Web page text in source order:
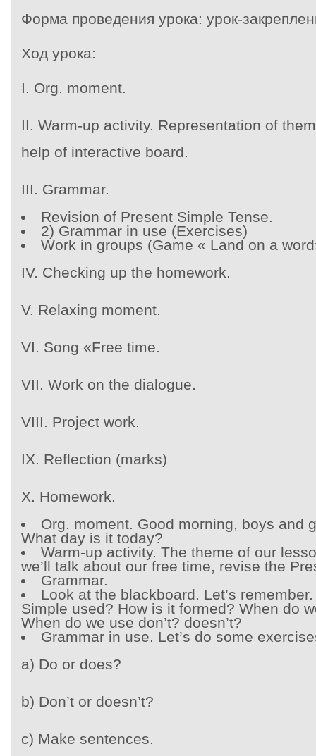
Форма проведения урока: урок-
Ход урока:
I. Org. moment.
II. Warm-up activity. Representation of
help of interactive board.
III. Grammar.
Revision of Present Simple Tense.
2) Grammar in use (Exercises)
Work in groups (Game « Land on a
IV. Checking up the homework.
V. Relaxing moment.
VI. Song «Free time.
VII. Work on the dialogue.
VIII. Project work.
IX. Reflection (marks)
X. Homework.
Org. moment. Good morning, boys and
What day is it today?
Warm-up activity. The theme of our
we’ll talk about our free time, revise the
Grammar.
Look at the blackboard. Let’s
Simple used? How is it formed? When do
When do we use don’t? doesn’t?
Grammar in use. Let’s do some
a) Do or does?
b) Don’t or doesn’t?
c) Make sentences.